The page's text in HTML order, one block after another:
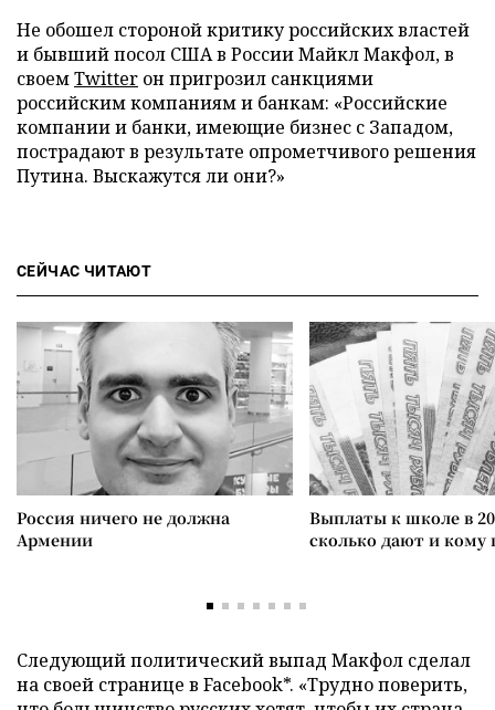
Не обошел стороной критику российских властей
и бывший посол США в России Майкл Макфол, в
своемTwitter он пригрозил санкциями
российским компаниям и банкам: «Российские
компании и банки, имеющие бизнес с Западом,
пострадают в результате опрометчивого решения
Путина. Выскажутся ли они?»
СЕЙЧАС ЧИТАЮТ
Россия ничего не должна
Армении
Выплаты к школе в
сколько дают и
Следующий политический выпад Макфол сделал
на своей странице в Facebook*. «Трудно поверить,